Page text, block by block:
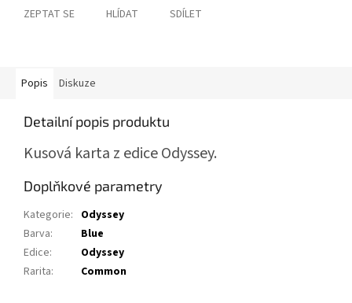
ZEPTAT SE HLÍDAT SDÍLET
Popis Diskuze
Detailní popis produktu
Kusová karta z edice Odyssey.
Doplňkové parametry
Kategorie: Odyssey
Barva:
Blue
Edice:
Odyssey
Rarita: Common